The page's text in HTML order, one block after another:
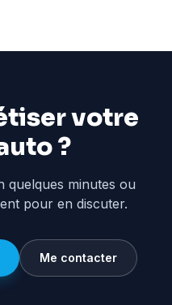
votre
?
quelques minutes ou
pour en discuter.
Me contacter